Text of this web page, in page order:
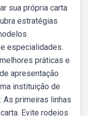
sua própria carta
estratégias
especialidades.
práticas e
apresentação
instituição de
As primeiras linhas
Evite rodeios